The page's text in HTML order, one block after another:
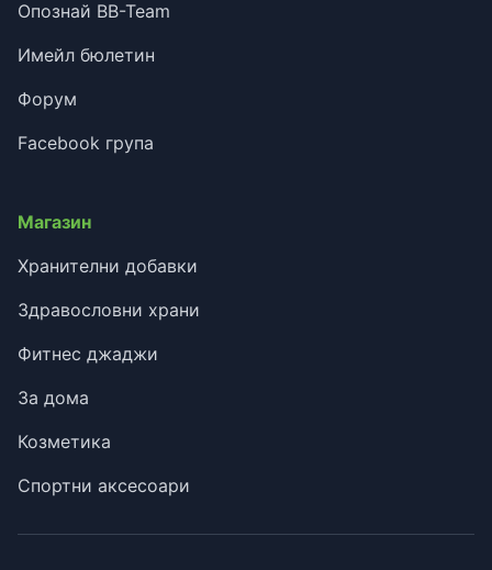
Опознай BB-Team
Имейл бюлетин
Форум
Facebook група
Магазин
Хранителни добавки
Здравословни храни
Фитнес джаджи
За дома
Козметика
Спортни аксесоари